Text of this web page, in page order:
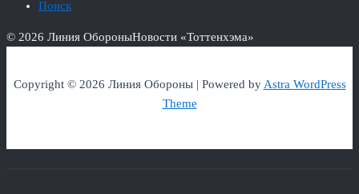
Поиск
© 2026 Линия ОбороныНовости «Тоттенхэма»
Copyright © 2026 Линия Обороны | Powered byAstra WordPress
Theme